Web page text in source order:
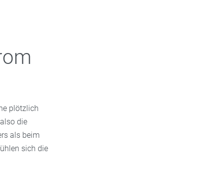
plötzlich
die
als beim
sich die